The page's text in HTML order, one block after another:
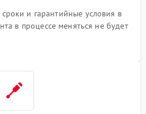
и гарантийные условия в
в процессе меняться не будет